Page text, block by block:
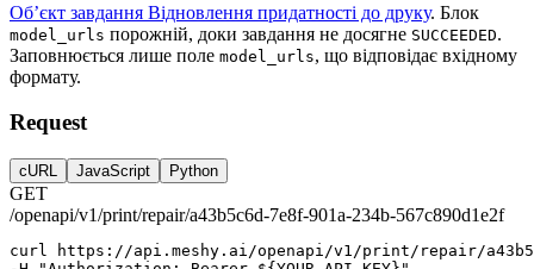
Об’єкт завдання Відновлення придатності до друку. Блок
model_urls порожній, доки завдання не досягне SUCCEEDED.
Заповнюється лише поле model_urls, що відповідає вхідному
формату.
Request
cURL JavaScript Python
GET
/openapi/v1/print/repair/a43b5c6d-7e8f-901a-234b-567c890d1e2f
curl
https://api.meshy.ai/openapi/v1/print/repair/